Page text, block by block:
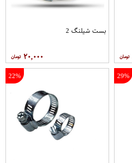
بست شیلنگ 2
۲۰,۰۰۰
29%
22%